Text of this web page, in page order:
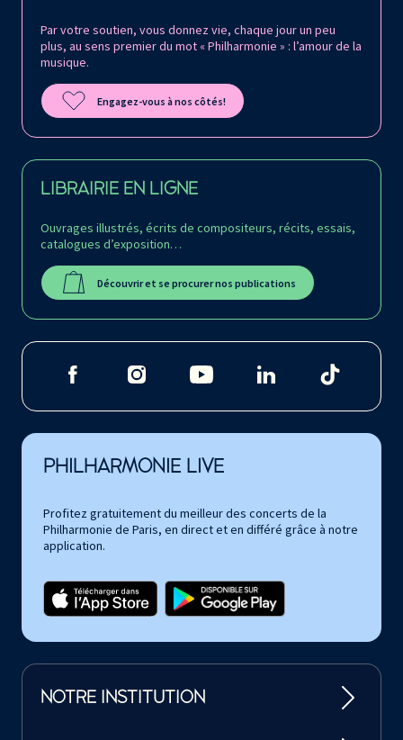
Par votre soutien, vous donnez vie, chaque jour un peu
plus, au sens premier du mot « Philharmonie » : l’amour de la
musique.
Engagez-vous à nos côtés!
LIBRAIRIE EN LIGNE
Ouvrages illustrés, écrits de compositeurs, récits, essais,
catalogues d’exposition…
Découvrir et se procurer nos publications
PHILHARMONIE LIVE
Profitez gratuitement du meilleur des concerts de la
Philharmonie de Paris, en direct et en différé grâce à notre
application.
NOTRE INSTITUTION